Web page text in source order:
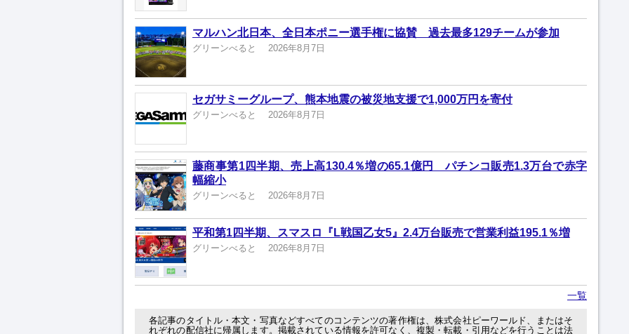
マルハン北日本、全日本ポニー選手権に協賛 過去最多129チームが参加
グリーンべると 2026年8月7日
セガサミーグループ、熊本地震の被災地支援で1,000万円を寄付
グリーンべると 2026年8月7日
藤商事第1四半期、売上高130.4％増の65.1億円 パチンコ販売1.3万台で赤字
幅縮小
グリーンべると 2026年8月7日
平和第1四半期、スマスロ『L戦国乙女5』2.4万台販売で営業利益195.1％増
グリーンべると 2026年8月7日
一覧
各記事のタイトル・本文・写真などすべてのコンテンツの著作権は、株式会社ピーワールド、またはそ
れぞれの配信社に帰属します。掲載されている情報を許可なく、複製・転載・引用などを行うことは法